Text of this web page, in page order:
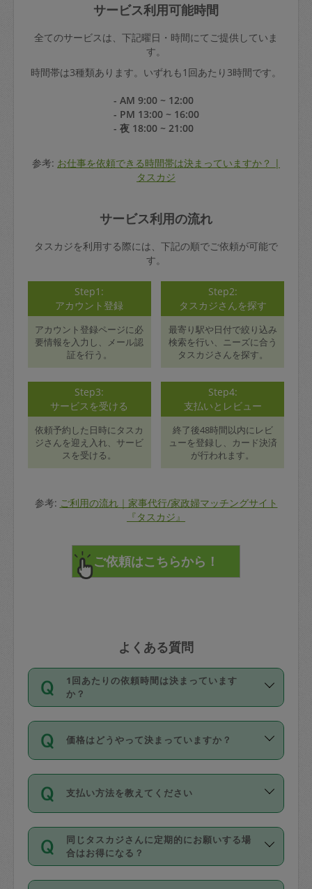
サービス利用可能時間
全てのサービスは、下記曜日・時間にてご提供していま
す。
時間帯は3種類あります。いずれも1回あたり3時間です。
- AM 9:00 ~ 12:00
- PM 13:00 ~ 16:00
- 夜 18:00 ~ 21:00
参考: お仕事を依頼できる時間帯は決まっていますか？ |
タスカジ
サービス利用の流れ
タスカジを利用する際には、下記の順でご依頼が可能で
す。
Step1:
アカウント登録
アカウント登録ページに必
要情報を入力し、メール認
証を行う。
Step2:
タスカジさんを探す
最寄り駅や日付で絞り込み
検索を行い、ニーズに合う
タスカジさんを探す。
Step3:
サービスを受ける
依頼予約した日時にタスカ
ジさんを迎え入れ、サービ
スを受ける。
Step4:
支払いとレビュー
終了後48時間以内にレビ
ューを登録し、カード決済
が行われます。
参考: ご利用の流れ｜家事代行/家政婦マッチングサイト
『タスカジ』
よくある質問
1回あたりの依頼時間は決まっています
か？
依頼1回につき3時間固定です。3時間を
超えて依頼したい場合は、延長機能をご
利用ください。機能をご利用いただくに
の上事前申請することが必要です。な
お、3時間を下回っても、値引き等はござ
いません。
価格はどうやって決まっていますか？
11種類の価格帯の中からタスカジさん自
身が価格を選んで設定しています。
タスカジさんの価格設定には最初は制限
があり、レビュー件数、レビューの平均
値、などで除々に設定可能な最高額が上
がっていく仕組みになっています。
支払い方法を教えてください
お支払方法はクレジットカード（Visa／
Master／JCB／AMERICAN EXPRESS／
Diners Club）のみとなります。
同じタスカジさんに定期的にお願いする場
合はお得になる？
依頼には「スポット」と「定期（毎週｜